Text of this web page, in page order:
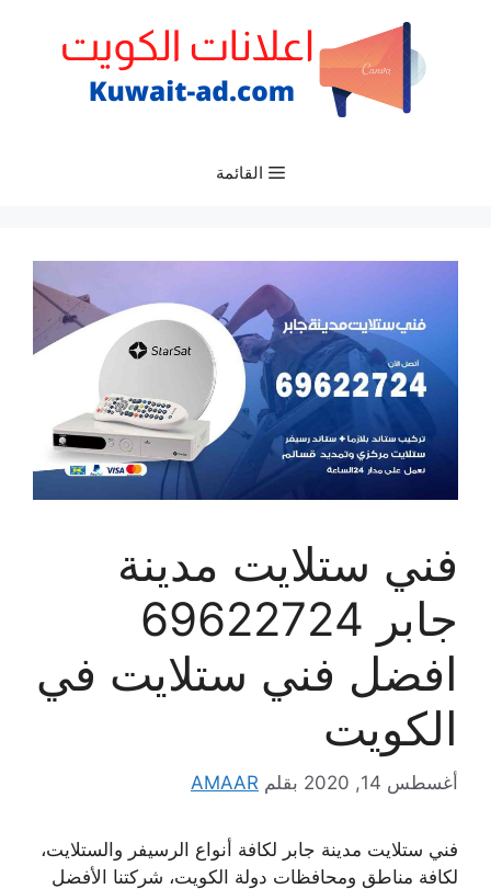
القائمة
فني ستلايت مدينة
جابر 69622724
افضل فني ستلايت في
الكويت
أغسطس 14, 2020 بقلم AMAAR
فني ستلايت مدينة جابر لكافة أنواع الرسيفر والستلايت،
لكافة مناطق ومحافظات دولة الكويت، شركتنا الأفضل